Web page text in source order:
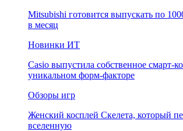
Mitsubishi готовится выпускать по
в месяц
Новинки ИТ
Casio выпустила собственное смарт-
уникальном форм-факторе
Обзоры игр
Женский косплей Скелета, который
вселенную